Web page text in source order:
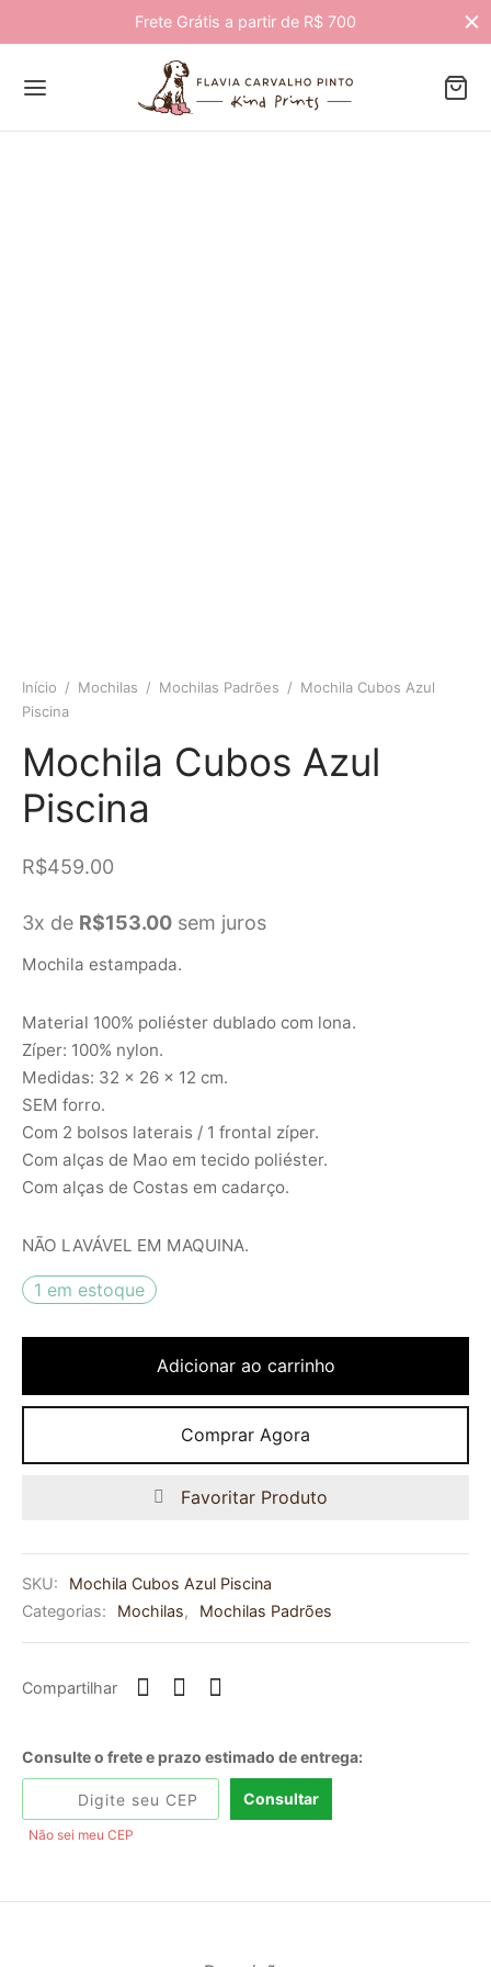
Frete Grátis a partir de R$ 700
Início / Mochilas / Mochilas Padrões / Mochila Cubos Azul
Piscina
Mochila Cubos Azul
Piscina
R$459.00
3x de R$153.00 sem juros
Mochila estampada.
Material 100% poliéster dublado com lona.
Zíper: 100% nylon.
Medidas: 32 x 26 x 12 cm.
SEM forro.
Com 2 bolsos laterais / 1 frontal zíper.
Com alças de Mao em tecido poliéster.
Com alças de Costas em cadarço.
NÃO LAVÁVEL EM MAQUINA.
1 em estoque
Adicionar ao carrinho
Comprar Agora
Favoritar Produto
SKU:
Mochila Cubos Azul Piscina
Categorias:
Mochilas, Mochilas Padrões
Compartilhar
Consulte o frete e prazo estimado de entrega:
Consultar
Não sei meu CEP